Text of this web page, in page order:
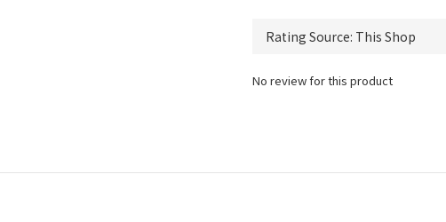
No review for this product